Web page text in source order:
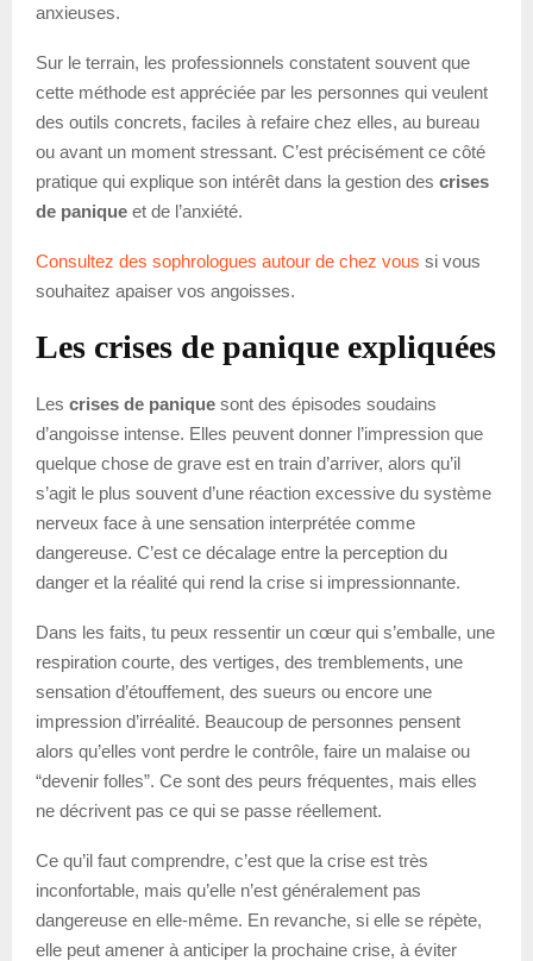
anxieuses.
Sur le terrain, les professionnels constatent souvent que
cette méthode est appréciée par les personnes qui veulent
des outils concrets, faciles à refaire chez elles, au bureau
ou avant un moment stressant. C’est précisément ce côté
pratique qui explique son intérêt dans la gestion des crises
de panique et de l’anxiété.
Consultez des sophrologues autour de chez vous si vous
souhaitez apaiser vos angoisses.
Les crises de panique expliquées
Les crises de panique sont des épisodes soudains
d’angoisse intense. Elles peuvent donner l’impression que
quelque chose de grave est en train d’arriver, alors qu’il
s’agit le plus souvent d’une réaction excessive du système
nerveux face à une sensation interprétée comme
dangereuse. C’est ce décalage entre la perception du
danger et la réalité qui rend la crise si impressionnante.
Dans les faits, tu peux ressentir un cœur qui s’emballe, une
respiration courte, des vertiges, des tremblements, une
sensation d’étouffement, des sueurs ou encore une
impression d’irréalité. Beaucoup de personnes pensent
alors qu’elles vont perdre le contrôle, faire un malaise ou
“devenir folles”. Ce sont des peurs fréquentes, mais elles
ne décrivent pas ce qui se passe réellement.
Ce qu’il faut comprendre, c’est que la crise est très
inconfortable, mais qu’elle n’est généralement pas
dangereuse en elle-même. En revanche, si elle se répète,
elle peut amener à anticiper la prochaine crise, à éviter